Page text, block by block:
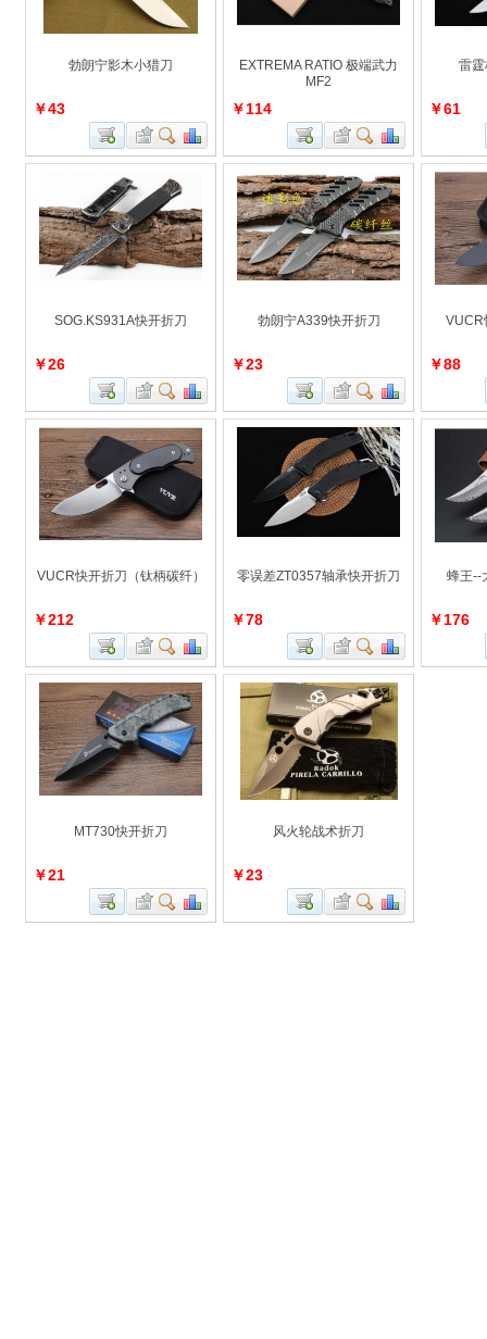
勃朗宁影木小猎刀
￥43
EXTREMA RATIO 极端武力
MF2
￥114
雷
￥61
SOG.KS931A快开折刀
￥26
勃朗宁A339快开折刀
￥23
VUCR
￥88
VUCR快开折刀（钛柄碳纤）
￥212
零误差ZT0357轴承快开折刀
￥78
蜂王--
￥176
MT730快开折刀
￥21
风火轮战术折刀
￥23